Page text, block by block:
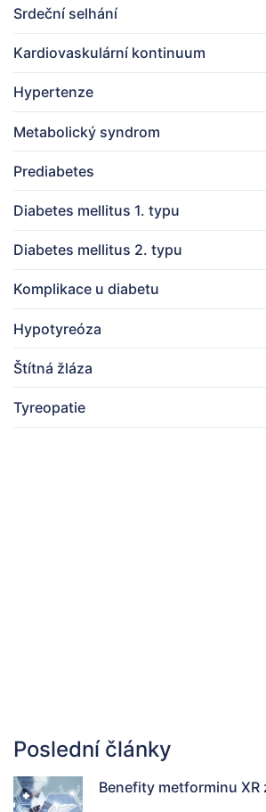
Srdeční selhání
Kardiovaskulární kontinuum
Hypertenze
Metabolický syndrom
Prediabetes
Diabetes mellitus 1. typu
Diabetes mellitus 2. typu
Komplikace u diabetu
Hypotyreóza
Štítná žláza
Tyreopatie
Poslední články
Benefity metforminu XR